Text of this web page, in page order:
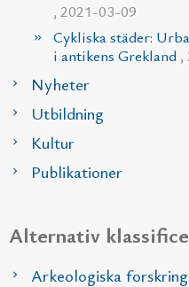
, 2021-03-09
Cykliska städer:
i antikens Grekland ,
Nyheter
Utbildning
Kultur
Publikationer
Alternativ
Arkeologiska